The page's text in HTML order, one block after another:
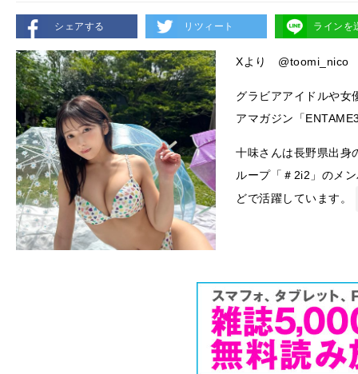
シェアする リツィート ラインを
Xより @toomi_nico
グラビアアイドルや女
アマガジン「
十味さんは長野県出身
ループ「＃2i2」のメ
どで活躍しています。